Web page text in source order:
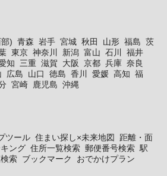
) 青森 岩手 宮城 秋田 山形 福島 茨
東京 神奈川 新潟 富山 石川
福井
知 三重 滋賀 大阪 京都 兵庫 奈良
広島 山口 徳島 香川 愛媛 高知 福
宮崎 鹿児島 沖縄
ツール 住まい探し×未来地図
距離・面
ング 住所一覧検索 郵便番号検索 駅
索 ブックマーク おでかけプラン